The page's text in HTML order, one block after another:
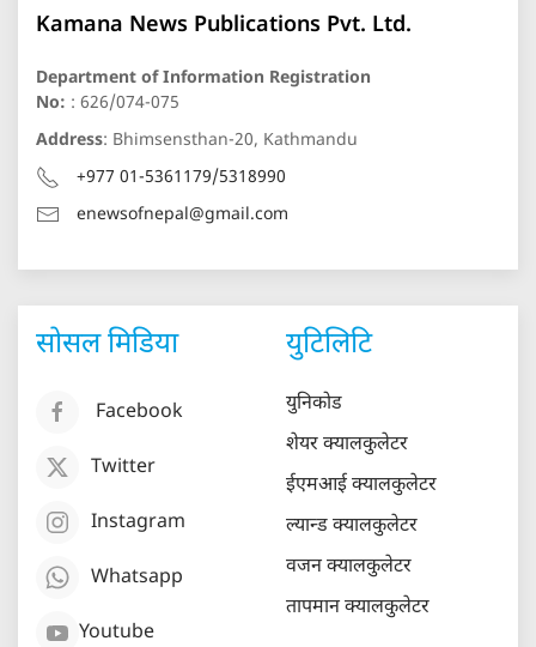
Kamana News Publications Pvt. Ltd.
Department of Information Registration
No: : 626/074-075
Address: Bhimsensthan-20, Kathmandu
+977 01-5361179/5318990
enewsofnepal@gmail.com
सोसल मिडिया
Facebook
Twitter
Instagram
Whatsapp
Youtube
युटिलिटि
युनिकोड
शेयर क्यालकुलेटर
ईएमआई क्यालकुलेटर
ल्यान्ड क्यालकुलेटर
वजन क्यालकुलेटर
तापमान क्यालकुलेटर